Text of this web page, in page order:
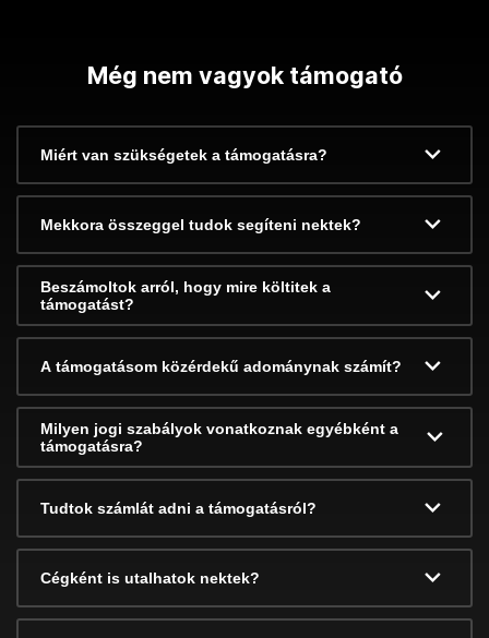
Még nem vagyok támogató
Miért van szükségetek a támogatásra?
Mekkora összeggel tudok segíteni nektek?
Beszámoltok arról, hogy mire költitek a
támogatást?
A támogatásom közérdekű adománynak számít?
Milyen jogi szabályok vonatkoznak egyébként a
támogatásra?
Tudtok számlát adni a támogatásról?
Cégként is utalhatok nektek?